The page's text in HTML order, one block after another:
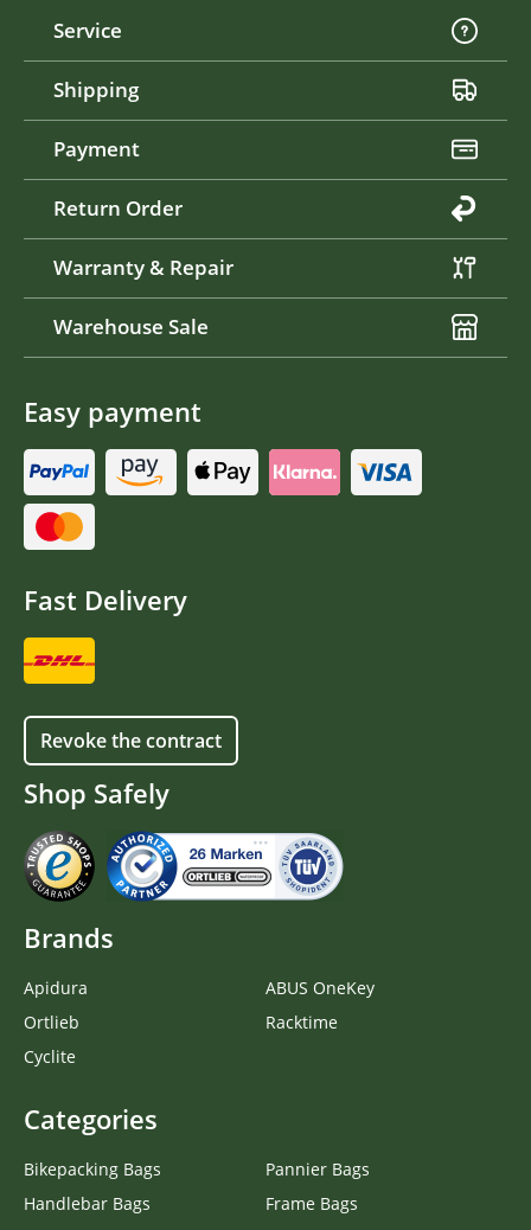
Service
Shipping
Payment
Return Order
Warranty & Repair
Warehouse Sale
Easy payment
Fast Delivery
Revoke the contract
Shop Safely
Brands
Apidura
Ortlieb
Cyclite
ABUS OneKey
Racktime
Categories
Bikepacking Bags
Handlebar Bags
Pannier Bags
Frame Bags